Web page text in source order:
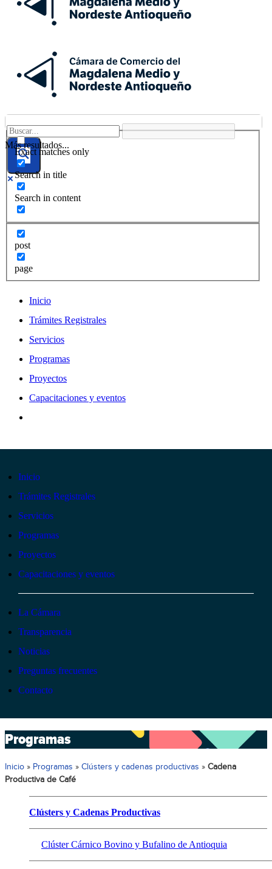
Más resultados...
Exact matches only
Search in title
Search in content
post
page
Inicio
Trámites Registrales
Servicios
Programas
Proyectos
Capacitaciones y eventos
Inicio
Trámites Registrales
Servicios
Programas
Proyectos
Capacitaciones y eventos
La Cámara
Transparencia
Noticias
Preguntas frecuentes
Contacto
Programas
Inicio » Programas » Clústers y cadenas productivas » Cadena
Productiva de Café
Clústers y Cadenas Productivas
Clúster Cárnico Bovino y Bufalino de Antioquia